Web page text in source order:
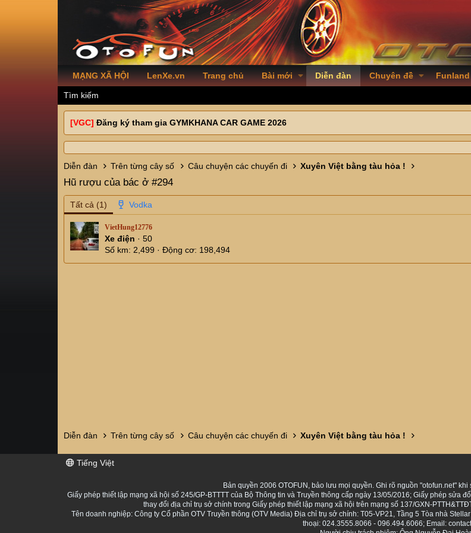
MẠNG XÃ HỘI LenXe.vn Trang chủ Bài mới Diễn đàn Chuyên đề Funland
Tìm kiếm
[VGC] Đăng ký tham gia GYMKHANA CAR GAME 2026
Diễn đàn Trên từng cây số Câu chuyện các chuyến đi Xuyên Việt bằng tàu hỏa !
Hũ rượu của bác ở #294
Tất cả (1)
VietHung12776
Xe điện · 50
Số km 2,499 Động cơ 198,494
Diễn đàn Trên từng cây số Câu chuyện các chuyến đi Xuyên Việt bằng tàu hỏa !
Tiếng Việt
Bản quyền 2006 OTOFUN, bảo lưu mọi quyền. Ghi rõ nguồn "otofun.net"
Giấy phép thiết lập mạng xã hội số 245/GP-BTTTT của Bộ Thông tin và Truyền thông cấp ngày 13/05/2016; Giấy phép sửa
thay đổi địa chỉ trụ sở chính trong Giấy phép thiết lập mạng xã hội trên mạng số 137/GXN-
Tên doanh nghiệp: Công ty Cổ phần OTV Truyền thông (OTV Media) Địa chỉ trụ sở chính: T05-VP21, Tầng 5 Tòa nhà
thoại: 024.3555.8066 - 096.494.6066; Email: